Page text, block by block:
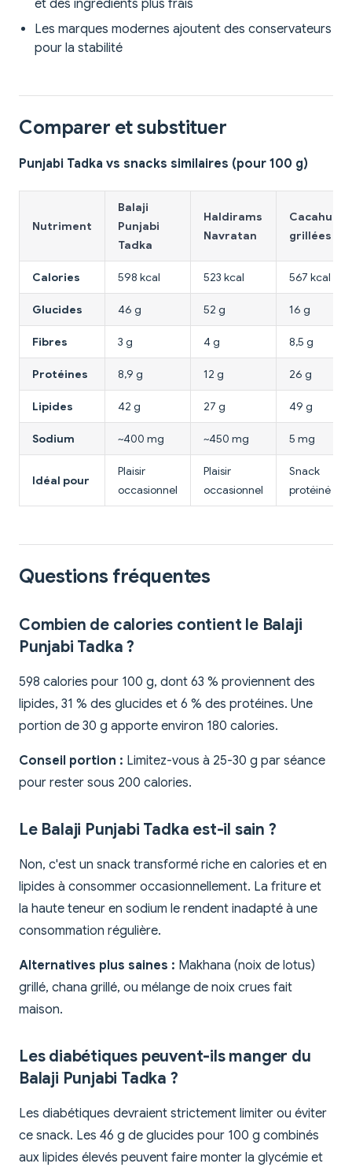
et des ingrédients plus frais
Les marques modernes ajoutent des conservateurs
pour la stabilité
Comparer et substituer
Punjabi Tadka vs snacks similaires (pour 100 g)
Nutriment
Balaji
Punjabi
Tadka
Haldirams
Navratan
grillées
Calories 598 kcal 523 kcal 567 kcal
Glucides 46 g 52 g 16 g
Fibres 3 g 4 g 8,5 g
Protéines 8,9 g 12 g 26 g
Lipides 42 g 27 g 49 g
Sodium ~400 mg ~450 mg 5 mg
Idéal pour
Plaisir
occasionnel
Plaisir
occasionnel
Snack
protéiné
Questions fréquentes
Combien de calories contient le Balaji
Punjabi Tadka ?
598 calories pour 100 g, dont 63 % proviennent des
lipides, 31 % des glucides et 6 % des protéines. Une
portion de 30 g apporte environ 180 calories.
Conseil portion : Limitez-vous à 25-30 g par séance
pour rester sous 200 calories.
Le Balaji Punjabi Tadka est-il sain ?
Non, c'est un snack transformé riche en calories et en
lipides à consommer occasionnellement. La friture et
la haute teneur en sodium le rendent inadapté à une
consommation régulière.
Alternatives plus saines : Makhana (noix de lotus)
grillé, chana grillé, ou mélange de noix crues fait
maison.
Les diabétiques peuvent-ils manger du
Balaji Punjabi Tadka ?
Les diabétiques devraient strictement limiter ou éviter
ce snack. Les 46 g de glucides pour 100 g combinés
aux lipides élevés peuvent faire monter la glycémie et